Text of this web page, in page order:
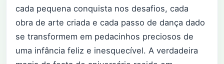
cada pequena conquista nos desafios, cada
obra de arte criada e cada passo de dança dado
se transformem em pedacinhos preciosos de
uma infância feliz e inesquecível. A verdadeira